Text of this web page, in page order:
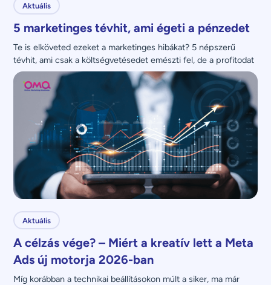
Aktuális
5 marketinges tévhit, ami égeti a pénzedet
Te is elköveted ezeket a marketinges hibákat? 5 népszerű
tévhit, ami csak a költségvetésedet emészti fel, de a profitodat
nem növeli.
Aktuális
A célzás vége? – Miért a kreatív lett a Meta
Ads új motorja 2026-ban
Míg korábban a technikai beállításokon múlt a siker, ma már